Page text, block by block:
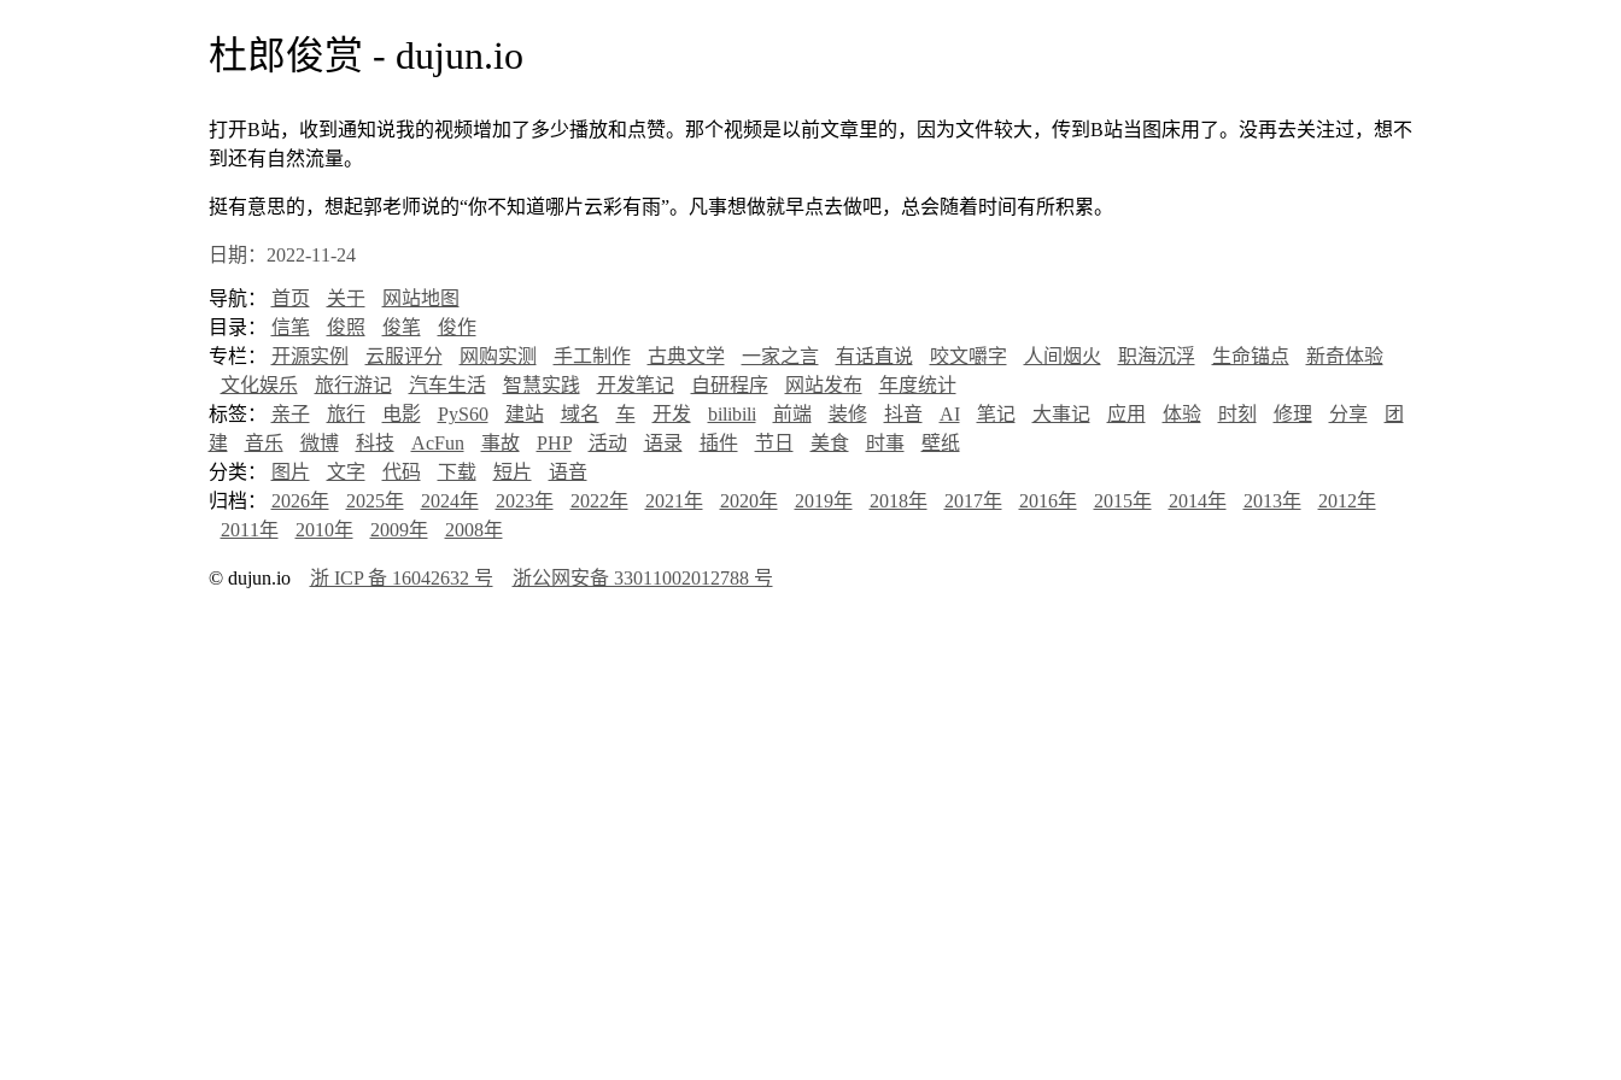
杜郎俊赏 - dujun.io
打开B站，收到通知说我的视频增加了多少播放和点赞。那个视频是以前文章里的，因为文件较大，传到B站当图床用了。没再去关注过，想不
到还有自然流量。
挺有意思的，想起郭老师说的“你不知道哪片云彩有雨”。凡事想做就早点去做吧，总会随着时间有所积累。
日期：2022-11-24
导航： 首页 关于
网站地图
目录： 信笔 俊照 俊笔
俊作
专栏： 开源实例 云服评分 网购实测 手工制作 古典文学 一家之言 有话直说 咬文嚼字 人间烟火 职海沉浮 生命锚点
新奇体验
文化娱乐
旅行游记 汽车生活 智慧实践 开发笔记 自研程序 网站发布
年度统计
标签： 亲子 旅行 电影 PyS60 建站 域名 车 开发 bilibili 前端 装修 抖音 AI 笔记 大事记 应用 体验 时刻 修理 分享
团
建
音乐 微博 科技 AcFun 事故 PHP 活动 语录 插件 节日 美食 时事
壁纸
分类：
图片 文字 代码 下载 短片
语音
归档： 2026年 2025年 2024年 2023年 2022年 2021年 2020年 2019年 2018年 2017年 2016年 2015年 2014年 2013年
2012年
2011年
2010年 2009年 2008年
© dujun.io 浙 ICP 备 16042632 号 浙公网安备 33011002012788 号